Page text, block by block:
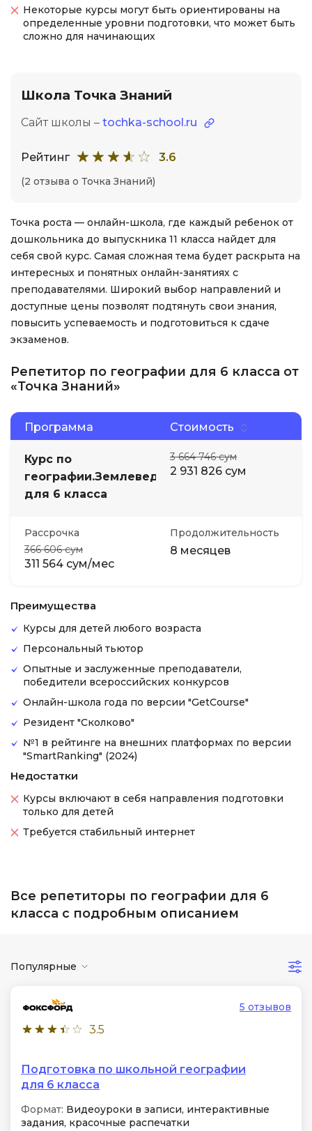
Некоторые курсы могут быть ориентированы на
определенные уровни подготовки, что может быть
сложно для начинающих
Школа Точка Знаний
Сайт школы – tochka-school.ru
Рейтинг 3.6
(2 отзыва о Точка Знаний)
Точка роста — онлайн-школа, где каждый ребенок от
дошкольника до выпускника 11 класса найдет для
себя свой курс. Самая сложная тема будет раскрыта на
интересных и понятных онлайн-занятиях с
преподавателями. Широкий выбор направлений и
доступные цены позволят подтянуть свои знания,
повысить успеваемость и подготовиться к сдаче
экзаменов.
Репетитор по географии для 6 класса от
«Точка Знаний»
Программа Стоимость
Курс по
географии.Землеведение
для 6 класса
3 664 746 сум
2 931 826 сум
Рассрочка
366 606 сум
311 564 сум/мес
Продолжительность
8 месяцев
Преимущества
Курсы для детей любого возраста
Персональный тьютор
Опытные и заслуженные преподаватели,
победители всероссийских конкурсов
Онлайн-школа года по версии "GetCourse"
Резидент "Сколково"
№1 в рейтинге на внешних платформах по версии
"SmartRanking" (2024)
Недостатки
Курсы включают в себя направления подготовки
только для детей
Требуется стабильный интернет
Все репетиторы по географии для 6
класса с подробным описанием
Популярные
3.5
5 отзывов
Подготовка по школьной географии
для 6 класса
Формат: Видеоуроки в записи, интерактивные
задания, красочные распечатки